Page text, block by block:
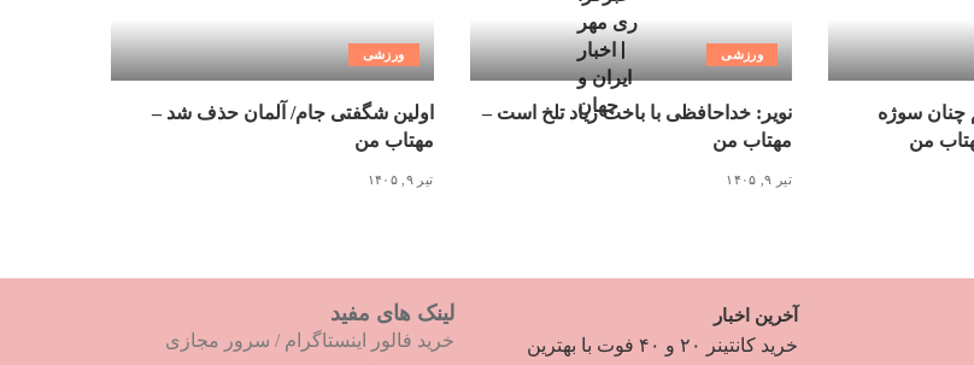
چنان سوژه
من
ورزشی
نویر: خداحافظی با باخت زیاد تلخ است –
مهتاب من
تیر ۹, ۱۴۰۵
ورزشی
اولین شگفتی جام/ آلمان حذف شد –
مهتاب من
تیر ۹, ۱۴۰۵
آخرین اخبار
خرید کانتینر ۲۰ و ۴۰ فوت با بهترین
لینک های مفید
خرید فالور اینستاگرام / سرور مجازی